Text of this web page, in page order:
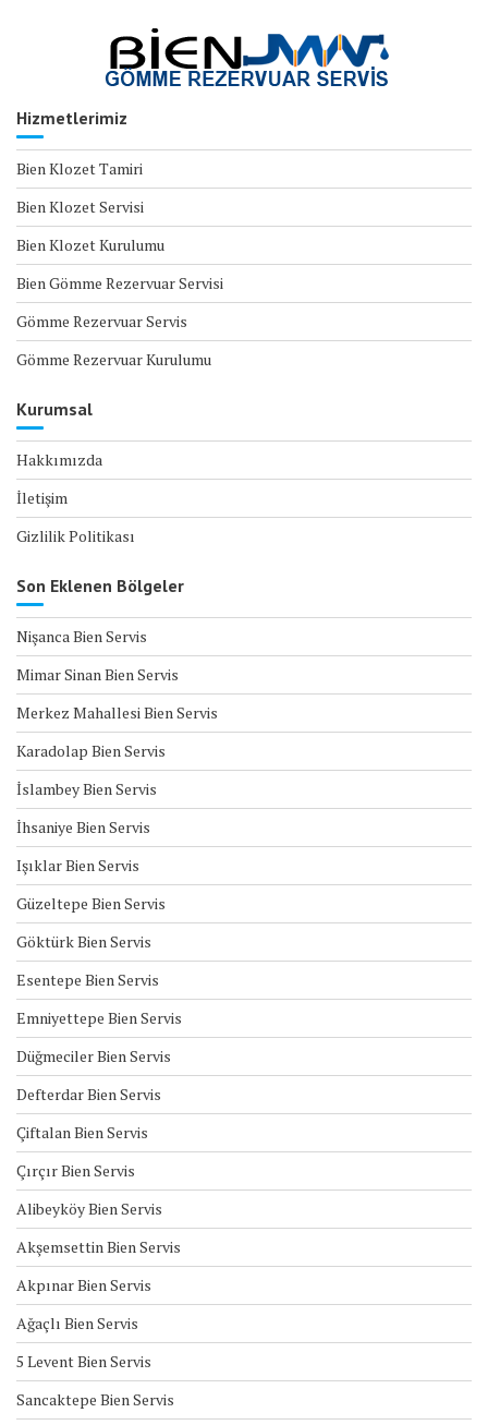
Hizmetlerimiz
Bien Klozet Tamiri
Bien Klozet Servisi
Bien Klozet Kurulumu
Bien Gömme Rezervuar Servisi
Gömme Rezervuar Servis
Gömme Rezervuar Kurulumu
Kurumsal
Hakkımızda
İletişim
Gizlilik Politikası
Son Eklenen Bölgeler
Nişanca Bien Servis
Mimar Sinan Bien Servis
Merkez Mahallesi Bien Servis
Karadolap Bien Servis
İslambey Bien Servis
İhsaniye Bien Servis
Işıklar Bien Servis
Güzeltepe Bien Servis
Göktürk Bien Servis
Esentepe Bien Servis
Emniyettepe Bien Servis
Düğmeciler Bien Servis
Defterdar Bien Servis
Çiftalan Bien Servis
Çırçır Bien Servis
Alibeyköy Bien Servis
Akşemsettin Bien Servis
Akpınar Bien Servis
Ağaçlı Bien Servis
5 Levent Bien Servis
Sancaktepe Bien Servis